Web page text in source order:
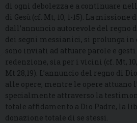
di ogni debolezza e a continuare
di Gesù (cf. Mt, 10, 1-15). La missione
dall’annuncio autorevole del regno
dei segni messianici, si prolunga in
sono inviati ad attuare parole e
redenzione, sia per i vicini (cf. Mt,
Mt 28,19). L’annuncio del regno di
alle opere; mentre le opere attuano
specialmente attraverso la
totale affidamento a Dio Padre, la
donazione totale di se stessi.